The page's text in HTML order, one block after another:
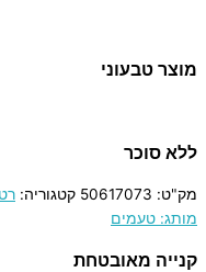
מוצר טבעוני
ללא סוכר
מק"ט: 50617073 קטגוריה:
מותג: טעמים
קנייה מאובטחת